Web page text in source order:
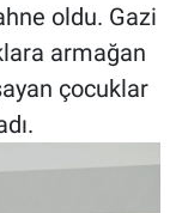
oldu. Gazi
armağan
çocuklar